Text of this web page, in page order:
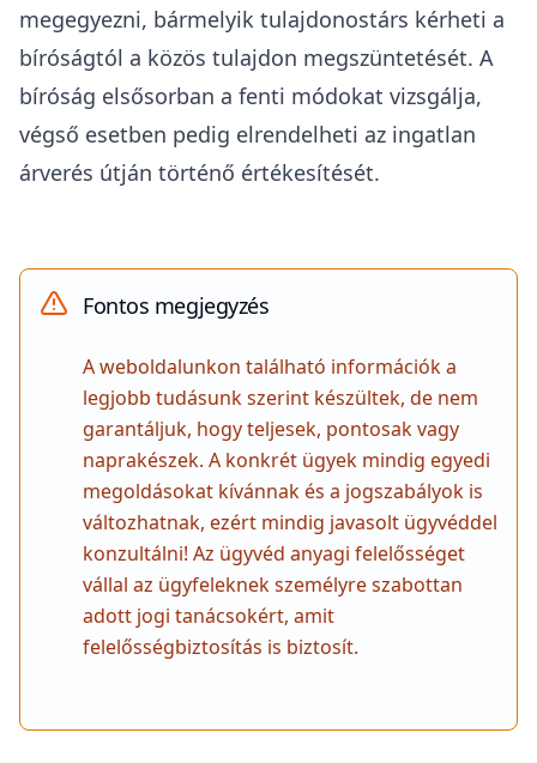
megegyezni, bármelyik tulajdonostárs kérheti a
bíróságtól a közös tulajdon megszüntetését. A
bíróság elsősorban a fenti módokat vizsgálja,
végső esetben pedig elrendelheti az ingatlan
árverés útján történő értékesítését.
Fontos megjegyzés
A weboldalunkon található információk a
legjobb tudásunk szerint készültek, de nem
garantáljuk, hogy teljesek, pontosak vagy
naprakészek. A konkrét ügyek mindig egyedi
megoldásokat kívánnak és a jogszabályok is
változhatnak, ezért mindig javasolt ügyvéddel
konzultálni! Az ügyvéd anyagi felelősséget
vállal az ügyfeleknek személyre szabottan
adott jogi tanácsokért, amit
felelősségbiztosítás is biztosít.